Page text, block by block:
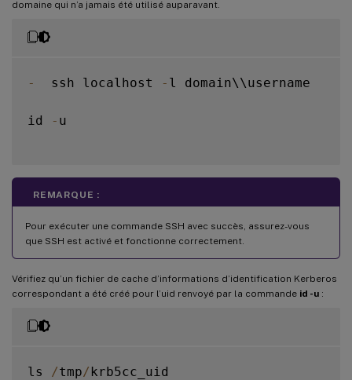
domaine qui n’a jamais été utilisé auparavant.
-
  ssh localhost
- l domain\\username
id - u
REMARQUE :
Pour exécuter une commande SSH avec succès, assurez-vous
que SSH est activé et fonctionne correctement.
Vérifiez qu’un fichier de cache d’informations d’identification Kerberos
correspondant a été créé pour l’uid renvoyé par la commande id -u :
ls /tmp/ krb5cc_uid